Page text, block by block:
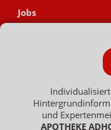
Jobs
Hinweisgebersystem
Vertrag widerrufen
und
APOTHEKE